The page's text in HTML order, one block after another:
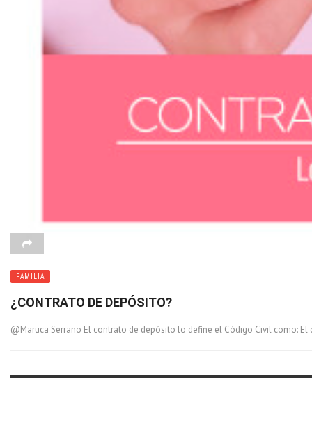
FAMILIA
¿CONTRATO DE DEPÓSITO?
@Maruca Serrano El contrato de depósito lo define el Código Civil como: